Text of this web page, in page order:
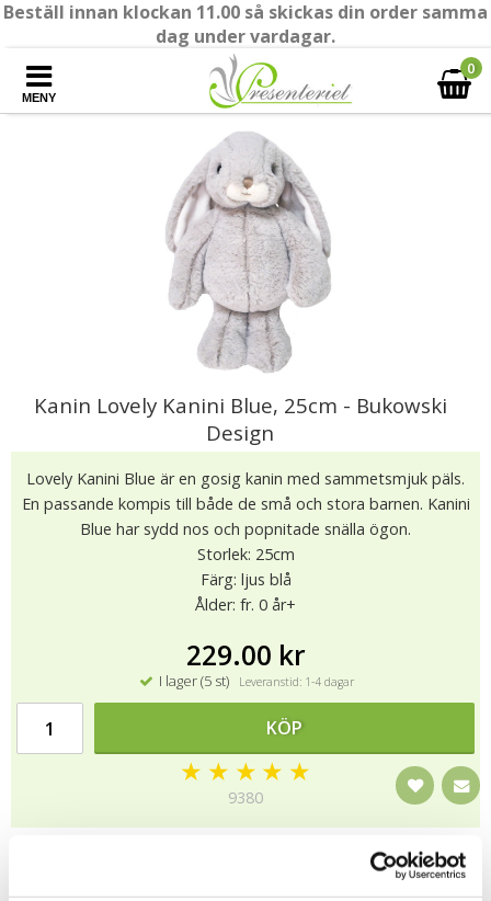
Beställ innan klockan 11.00 så skickas din order samma
dag under vardagar.
MENY
0
Kanin Lovely Kanini Blue, 25cm - Bukowski
Design
Lovely Kanini Blue är en gosig kanin med sammetsmjuk päls.
En passande kompis till både de små och stora barnen. Kanini
Blue har sydd nos och popnitade snälla ögon.
Storlek: 25cm
Färg: ljus blå
Ålder: fr. 0 år+
229.00 kr
I lager (5 st) Leveranstid: 1-4 dagar
KÖP
★ ★ ★ ★ ★
9380
Alla produkter gjorda av Bukowski Design AB är enbart gjorda i